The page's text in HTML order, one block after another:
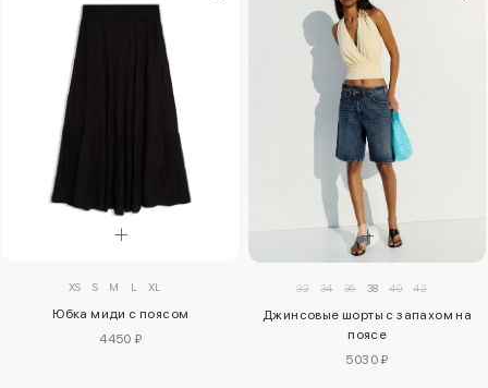
XS S M L XL
Юбка миди с поясом
4450 ₽
32 34 36 38 40 42
Джинсовые шорты с запахом на
поясе
5030 ₽